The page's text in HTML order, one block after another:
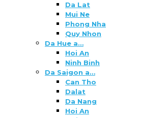
Da Lat
Mui Ne
Phong Nha
Quy Nhon
Da Hue a…
Hoi An
Ninh Binh
Da Saigon a…
Can Tho
Dalat
Da Nang
Hoi An